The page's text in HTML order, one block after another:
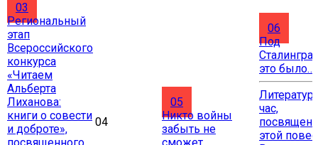
03
Региональный
этап
Всероссийского
конкурса
«Читаем
Альберта
Лиханова:
книги о совести
и доброте»,
04
05
Никто войны
забыть не
06
Под
это было…
час,
этой